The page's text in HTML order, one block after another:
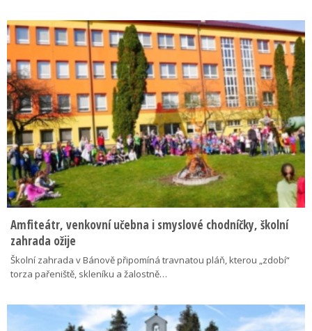
Amfiteátr, venkovní učebna i smyslové chodníčky, školní
zahrada ožije
Školní zahrada v Bánově připomíná travnatou pláň, kterou „zdobí“
torza pařeniště, skleníku a žalostně…